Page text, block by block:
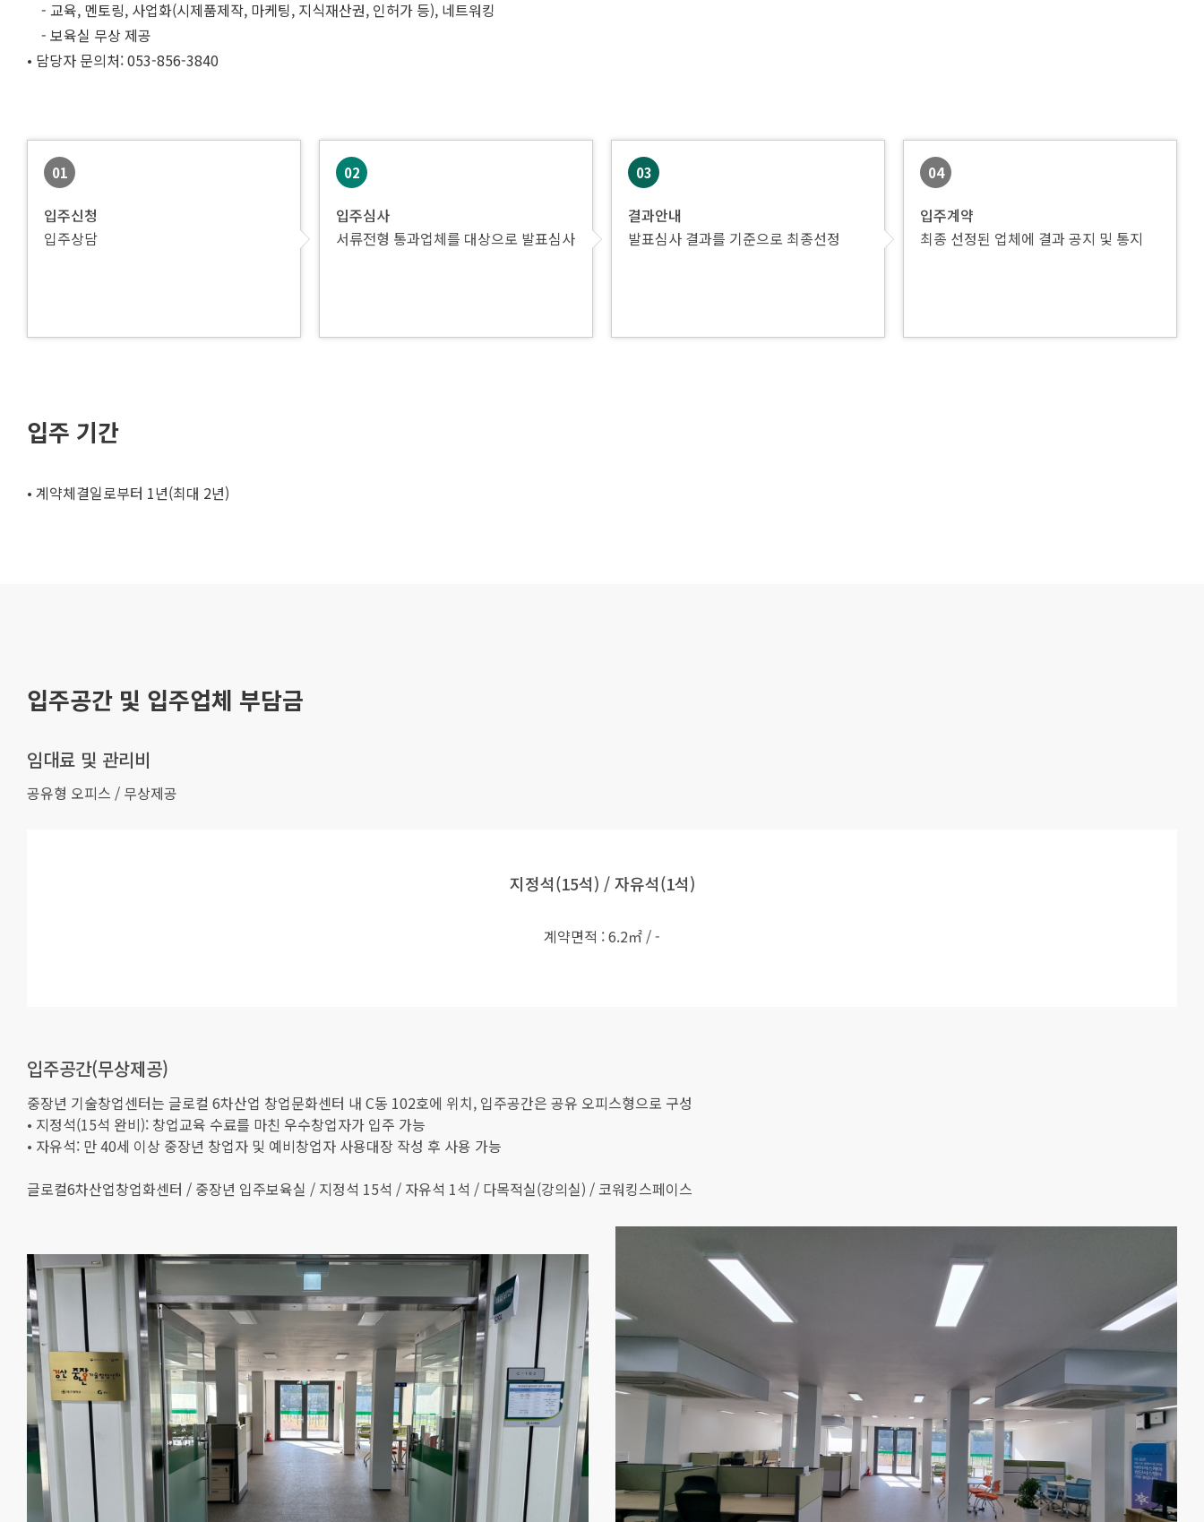
- 교육, 멘토링, 사업화(시제품제작, 마케팅, 지식재산권, 인허가 등), 네트워킹
- 보육실 무상 제공
• 담당자 문의처: 053-856-3840
01
입주신청
입주상담
02
입주심사
서류전형 통과업체를 대상으로 발표심사
03
결과안내
발표심사 결과를 기준으로 최종선정
04
입주계약
최종 선정된 업체에 결과 공지 및 통지
입주 기간
• 계약체결일로부터 1년(최대 2년)
입주공간 및 입주업체 부담금
임대료 및 관리비
공유형 오피스 / 무상제공
지정석(15석) / 자유석(1석)
계약면적 : 6.2㎡ / -
입주공간(무상제공)
중장년 기술창업센터는 글로컬 6차산업 창업문화센터 내 C동 102호에 위치, 입주공간은 공유 오피스형으로 구성
• 지정석(15석 완비): 창업교육 수료를 마친 우수창업자가 입주 가능
• 자유석: 만 40세 이상 중장년 창업자 및 예비창업자 사용대장 작성 후 사용 가능
글로컬6차산업창업화센터 / 중장년 입주보육실 / 지정석 15석 / 자유석 1석 / 다목적실(강의실) / 코워킹스페이스